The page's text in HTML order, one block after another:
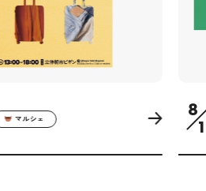
マルシェ 8